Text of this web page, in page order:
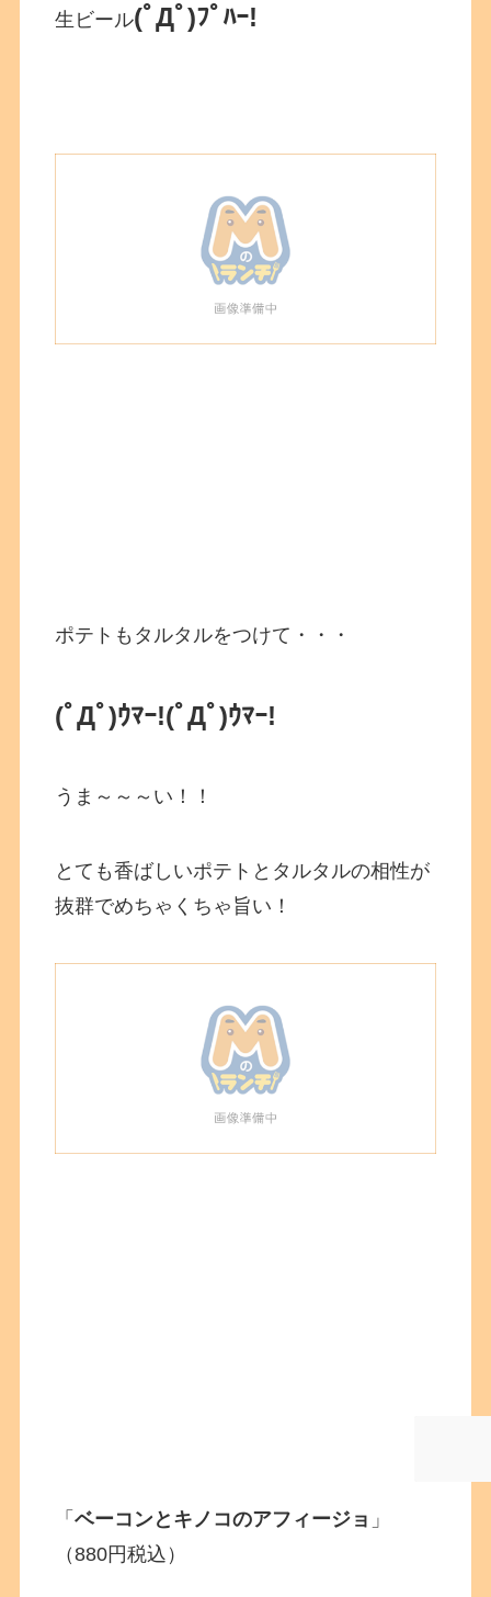
生ビール(ﾟДﾟ)ﾌﾟﾊｰ!
ポテトもタルタルをつけて・・・
(ﾟДﾟ)ｳﾏｰ!(ﾟДﾟ)ｳﾏｰ!
うま～～～い！！
とても香ばしいポテトとタルタルの相性が
抜群でめちゃくちゃ旨い！
「ベーコンとキノコのアフィージョ 」
（880円税込）